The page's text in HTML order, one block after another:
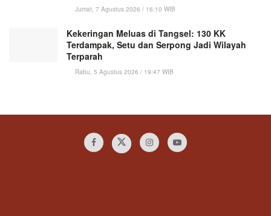
Jumat, 7 Agustus 2026 / 16:10 WIB
Kekeringan Meluas di Tangsel: 130 KK
Terdampak, Setu dan Serpong Jadi Wilayah
Terparah
Rabu, 5 Agustus 2026 / 19:47 WIB